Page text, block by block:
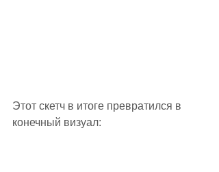
Этот скетч в итоге превратился в
конечный визуал: